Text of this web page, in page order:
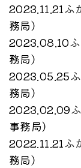
2023.11.21ふ
務局）
2023.08.10
務局）
2023.05.25
務局）
2023.02.09
事務局）
2022.11.21ふ
務局）